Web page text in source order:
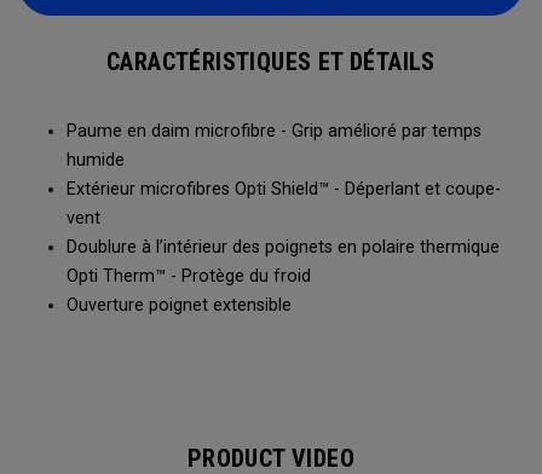
CARACTÉRISTIQUES ET DÉTAILS
Paume en daim microfibre - Grip amélioré par temps
humide
Extérieur microfibres Opti Shield™ - Déperlant et coupe-
vent
Doublure à l’intérieur des poignets en polaire thermique
Opti Therm™ - Protège du froid
Ouverture poignet extensible​
PRODUCT VIDEO